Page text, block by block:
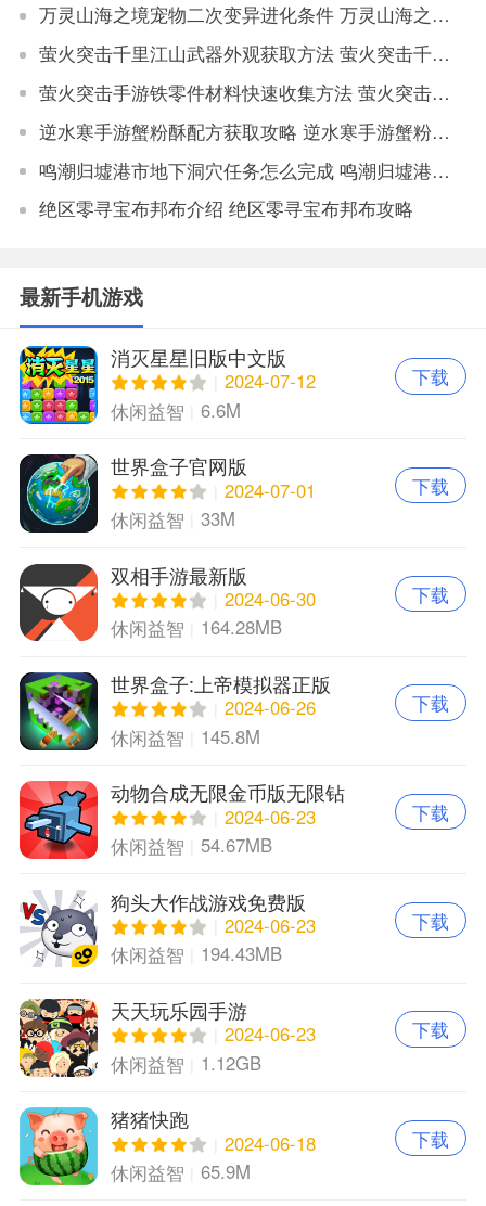
万灵山海之境宠物二次变异进化条件 万灵山海之境宠物二次变异属性对比
萤火突击千里江山武器外观获取方法 萤火突击千里江山如何获取武器外观
萤火突击手游铁零件材料快速收集方法 萤火突击手游铁零件材料获取地点大全
逆水寒手游蟹粉酥配方获取攻略 逆水寒手游蟹粉酥配方怎么获得
鸣潮归墟港市地下洞穴任务怎么完成 鸣潮归墟港市地下洞穴任务完成攻略
绝区零寻宝布邦布介绍 绝区零寻宝布邦布攻略
最新手机游戏
消灭星星旧版中文版
2024-07-12
休闲益智
6.6M
下载
世界盒子官网版
2024-07-01
休闲益智
33M
下载
双相手游最新版
2024-06-30
休闲益智
164.28MB
下载
世界盒子:上帝模拟器正版
2024-06-26
休闲益智
145.8M
下载
动物合成无限金币版无限钻
石版
2024-06-23
休闲益智
54.67MB
下载
狗头大作战游戏免费版
2024-06-23
休闲益智
194.43MB
下载
天天玩乐园手游
2024-06-23
休闲益智
1.12GB
下载
猪猪快跑
2024-06-18
休闲益智
65.9M
下载